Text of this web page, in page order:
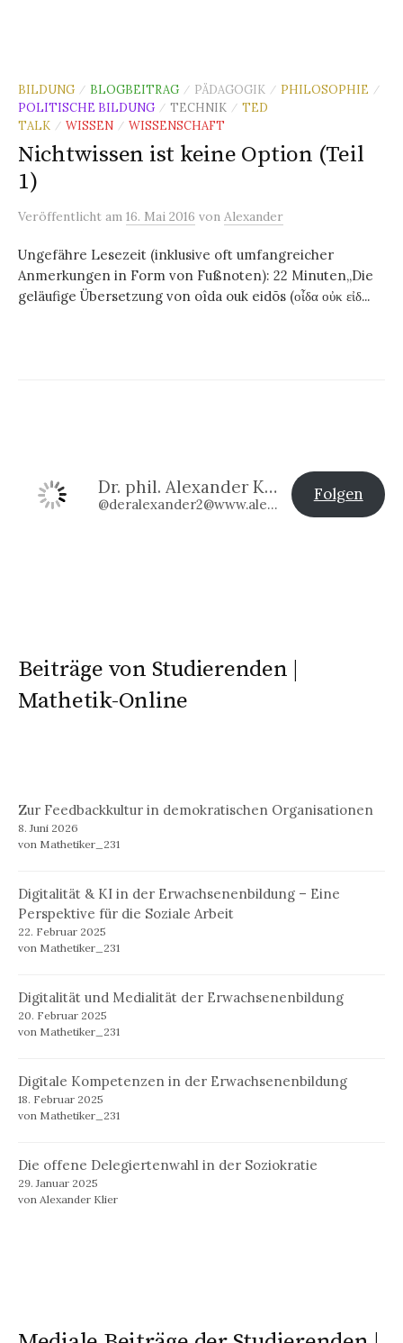
BILDUNG / BLOGBEITRAG / PÄDAGOGIK / PHILOSOPHIE /
POLITISCHE BILDUNG / TECHNIK / TED
TALK / WISSEN / WISSENSCHAFT
Nichtwissen ist keine Option (Teil
1)
Veröffentlicht am 16. Mai 2016 von Alexander
Ungefähre Lesezeit (inklusive oft umfangreicher
Anmerkungen in Form von Fußnoten): 22 Minuten„Die
geläufige Übersetzung von oîda ouk eidōs (οἶδα οὐκ εἰδ...
Dr. phil. Alexander Klier
@deralexander2@www.alexander-klier.net
Folgen
Beiträge von Studierenden |
Mathetik-Online
Zur Feedbackkultur in demokratischen Organisationen
8. Juni 2026
von Mathetiker_231
Digitalität & KI in der Erwachsenenbildung – Eine
Perspektive für die Soziale Arbeit
22. Februar 2025
von Mathetiker_231
Digitalität und Medialität der Erwachsenenbildung
20. Februar 2025
von Mathetiker_231
Digitale Kompetenzen in der Erwachsenenbildung
18. Februar 2025
von Mathetiker_231
Die offene Delegiertenwahl in der Soziokratie
29. Januar 2025
von Alexander Klier